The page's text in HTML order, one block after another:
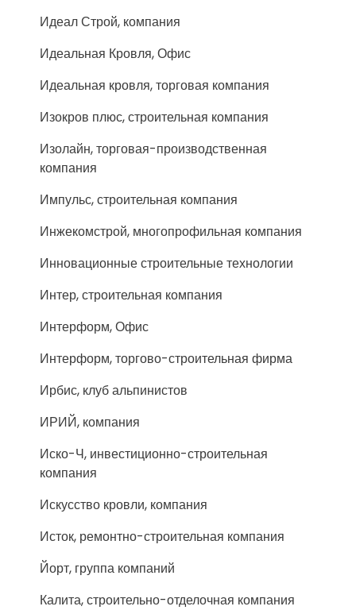
Идеал Строй, компания
Идеальная Кровля, Офис
Идеальная кровля, торговая компания
Изокров плюс, строительная компания
Изолайн, торговая-производственная
компания
Импульс, строительная компания
Инжекомстрой, многопрофильная компания
Инновационные строительные технологии
Интер, строительная компания
Интерформ, Офис
Интерформ, торгово-строительная фирма
Ирбис, клуб альпинистов
ИРИЙ, компания
Иско-Ч, инвестиционно-строительная
компания
Искусство кровли, компания
Исток, ремонтно-строительная компания
Йорт, группа компаний
Калита, строительно-отделочная компания